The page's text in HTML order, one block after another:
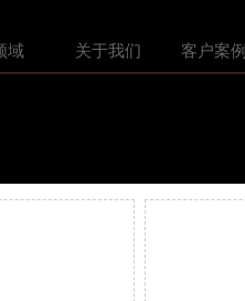
域 关于我们 客户案例